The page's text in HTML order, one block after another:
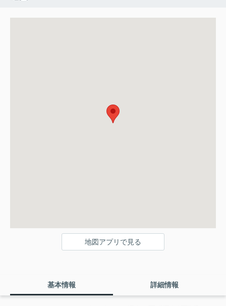
地図アプリで見る
基本情報 詳細情報